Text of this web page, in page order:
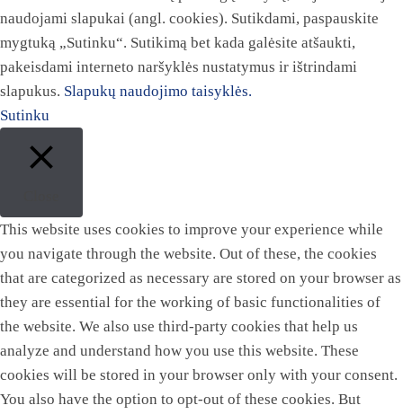
naudojami slapukai (angl. cookies). Sutikdami, paspauskite
mygtuką „Sutinku“. Sutikimą bet kada galėsite atšaukti,
pakeisdami interneto naršyklės nustatymus ir ištrindami
slapukus. Slapukų naudojimo taisyklės.
Sutinku
This website uses cookies to improve your experience while
you navigate through the website. Out of these, the cookies
that are categorized as necessary are stored on your browser as
they are essential for the working of basic functionalities of
the website. We also use third-party cookies that help us
analyze and understand how you use this website. These
cookies will be stored in your browser only with your consent.
You also have the option to opt-out of these cookies. But